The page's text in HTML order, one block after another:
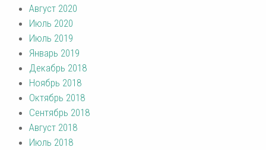
Август 2020
Июль 2020
Июль 2019
Январь 2019
Декабрь 2018
Ноябрь 2018
Октябрь 2018
Сентябрь 2018
Август 2018
Июль 2018